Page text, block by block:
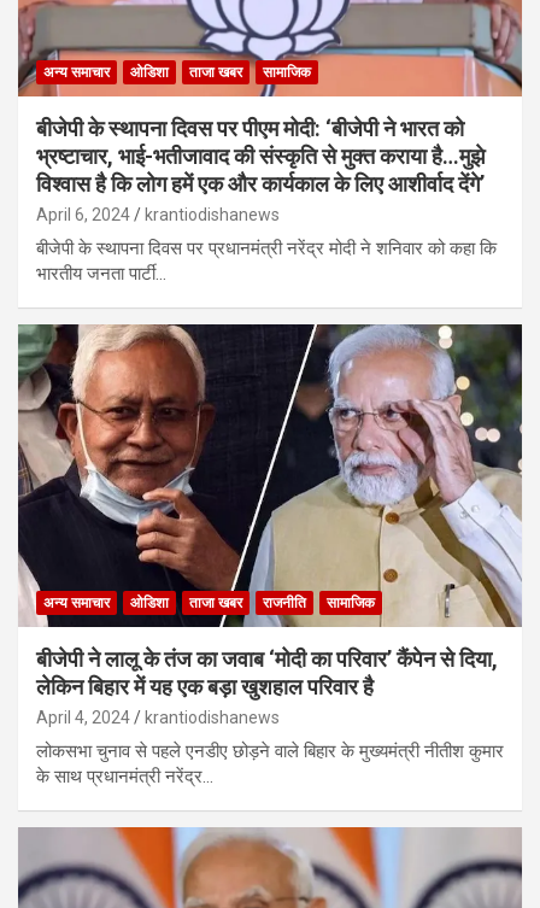
अन्य समाचार ओडिशा ताजा खबर सामाजिक
बीजेपी के स्थापना दिवस पर पीएम मोदी: ‘बीजेपी ने भारत को
भ्रष्टाचार, भाई-भतीजावाद की संस्कृति से मुक्त कराया है…मुझे
विश्वास है कि लोग हमें एक और कार्यकाल के लिए आशीर्वाद देंगे’
April 6, 2024 krantiodishanews
बीजेपी के स्थापना दिवस पर प्रधानमंत्री नरेंद्र मोदी ने शनिवार को कहा कि
भारतीय जनता पार्टी…
अन्य समाचार ओडिशा ताजा खबर राजनीति सामाजिक
बीजेपी ने लालू के तंज का जवाब ‘मोदी का परिवार’ कैंपेन से दिया,
लेकिन बिहार में यह एक बड़ा खुशहाल परिवार है
April 4, 2024 krantiodishanews
लोकसभा चुनाव से पहले एनडीए छोड़ने वाले बिहार के मुख्यमंत्री नीतीश कुमार
के साथ प्रधानमंत्री नरेंद्र…